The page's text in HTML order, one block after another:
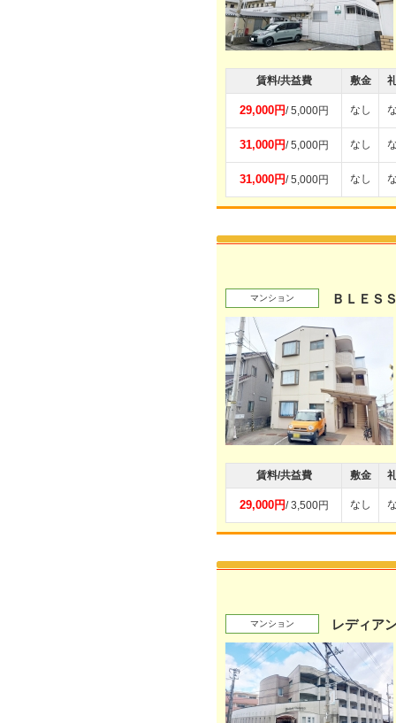
賃料/共益費 敷金
29,000円/ 5,000円 なし
31,000円/ 5,000円 なし
31,000円/ 5,000円 なし
マンション ＢＬＥＳ
賃料/共益費 敷金
29,000円/ 3,500円 なし
マンション レディア